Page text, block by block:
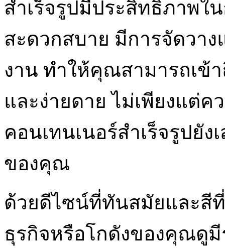
สำเร็จรูปมีประสิทธิภาพใ
สะดวกสบาย มีการจัดวา
งาน ทำให้คุณสามารถเข้
และง่ายดาย ไม่เพียงแต่
คอนเทนเนอร์สำเร็จรูปยั
ของคุณ
ด้วยดีไซน์ที่ทันสมัยและสี
ธุรกิจหรือโกดังของคุณดูมี